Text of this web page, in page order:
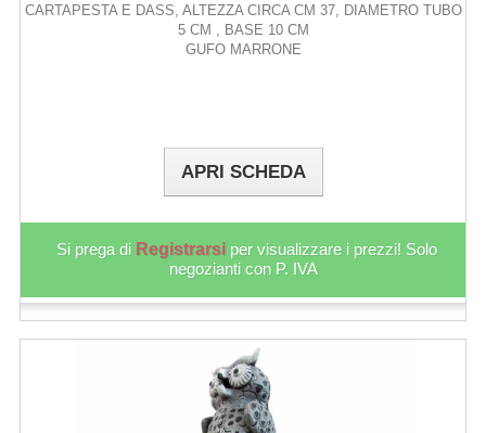
CARTAPESTA E DASS, ALTEZZA CIRCA CM 37, DIAMETRO TUBO
5 CM , BASE 10 CM
GUFO MARRONE
APRI SCHEDA
Si prega di Registrarsi per visualizzare i prezzi! Solo
negozianti con P. IVA